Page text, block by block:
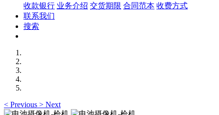
收款银行 业务介绍 交货期限 合同范本 收费方式
联系我们
搜索
< Previous > Next